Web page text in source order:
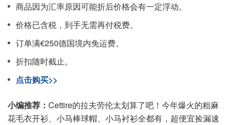
商品因为汇率原因可能折后价格会有一定浮动。
价格已含税，到手无需再付税费。
订单满€250德国境内免运费。
折扣随时截止。
点击购买>>
小编推荐： Cettire的拉夫劳伦太划算了吧！今年爆火的粗麻
花毛衣开衫、小马棒球帽、小马衬衫全都有，超便宜捡漏速